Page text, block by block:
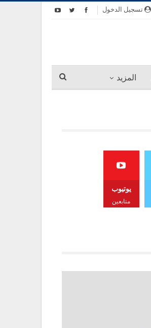
تسجيل الدخول
المزيد
يوتيوب
متابعين